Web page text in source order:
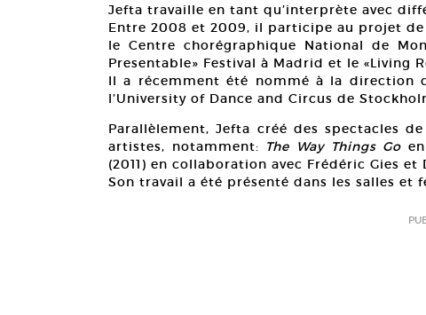
Jefta travaille en tant qu’interprète avec
Entre 2008 et 2009, il participe au projet de
le Centre chorégraphique National de
Presentable» Festival à Madrid et le «Living
Il a récemment été nommé à la direction
l’University of Dance and Circus de
Parallèlement, Jefta créé des spectacles
artistes, notamment: The Way Things Go
(2011) en collaboration avec Frédéric Gies et
Son travail a été présenté dans les salles et